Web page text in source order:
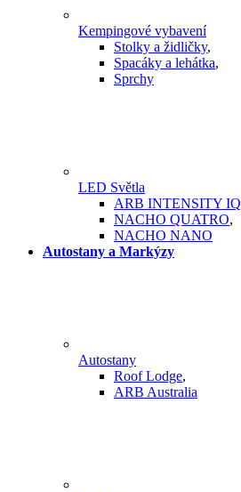
Kempingové vybavení
Stolky a židličky,
Spacáky a lehátka,
Sprchy
LED Světla
ARB INTENSITY IQ
NACHO QUATRO,
NACHO NANO
Autostany a Markýzy
Autostany
Roof Lodge,
ARB Australia